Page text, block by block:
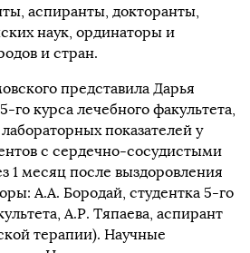
аспиранты, докторанты,
наук, ординаторы и
и стран.
представила Дарья
го курса лечебного факультета,
показателей у
с сердечно-сосудистыми
1 месяц после выздоровления
А.А. Бородай, студентка 5-го
А.Р. Тяпаева, аспирант
терапии). Научные